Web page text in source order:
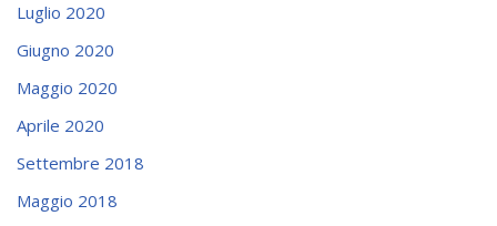
Luglio 2020
Giugno 2020
Maggio 2020
Aprile 2020
Settembre 2018
Maggio 2018